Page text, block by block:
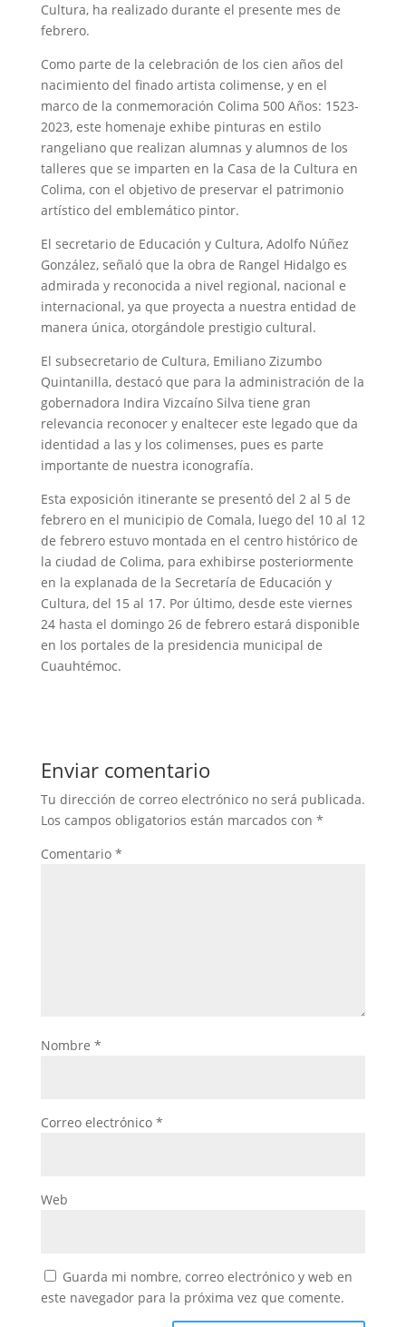
Cultura, ha realizado durante el presente mes de
febrero.
Como parte de la celebración de los cien años del
nacimiento del finado artista colimense, y en el
marco de la conmemoración Colima 500 Años: 1523-
2023, este homenaje exhibe pinturas en estilo
rangeliano que realizan alumnas y alumnos de los
talleres que se imparten en la Casa de la Cultura en
Colima, con el objetivo de preservar el patrimonio
artístico del emblemático pintor.
El secretario de Educación y Cultura, Adolfo Núñez
González, señaló que la obra de Rangel Hidalgo es
admirada y reconocida a nivel regional, nacional e
internacional, ya que proyecta a nuestra entidad de
manera única, otorgándole prestigio cultural.
El subsecretario de Cultura, Emiliano Zizumbo
Quintanilla, destacó que para la administración de la
gobernadora Indira Vizcaíno Silva tiene gran
relevancia reconocer y enaltecer este legado que da
identidad a las y los colimenses, pues es parte
importante de nuestra iconografía.
Esta exposición itinerante se presentó del 2 al 5 de
febrero en el municipio de Comala, luego del 10 al 12
de febrero estuvo montada en el centro histórico de
la ciudad de Colima, para exhibirse posteriormente
en la explanada de la Secretaría de Educación y
Cultura, del 15 al 17. Por último, desde este viernes
24 hasta el domingo 26 de febrero estará disponible
en los portales de la presidencia municipal de
Cuauhtémoc.
Enviar comentario
Tu dirección de correo electrónico no será publicada.
Los campos obligatorios están marcados con *
Comentario *
Nombre *
Correo electrónico *
Web
Guarda mi nombre, correo electrónico y web en
este navegador para la próxima vez que comente.